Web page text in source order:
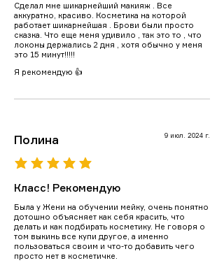
Загрузить еще
Сделал мне шикарнейший макияж . Все
аккуратно, красиво. Косметика на которой
работает шикарнейшая . Брови были просто
сказка. Что еще меня удивило , так это то , что
локоны держались 2 дня , хотя обычно у меня
это 15 минут!!!!!
Я рекомендую 👍
Полина 9 июл. 2024 г.
средний рейтинг 5 из 5
Класс! Рекомендую
Была у Жени на обучении мейку, очень понятно
дотошно объясняет как себя красить, что
делать и как подбирать косметику. Не говоря о
том выкинь все купи другое, а именно
пользоваться своим и что-то добавить чего
просто нет в косметичке.